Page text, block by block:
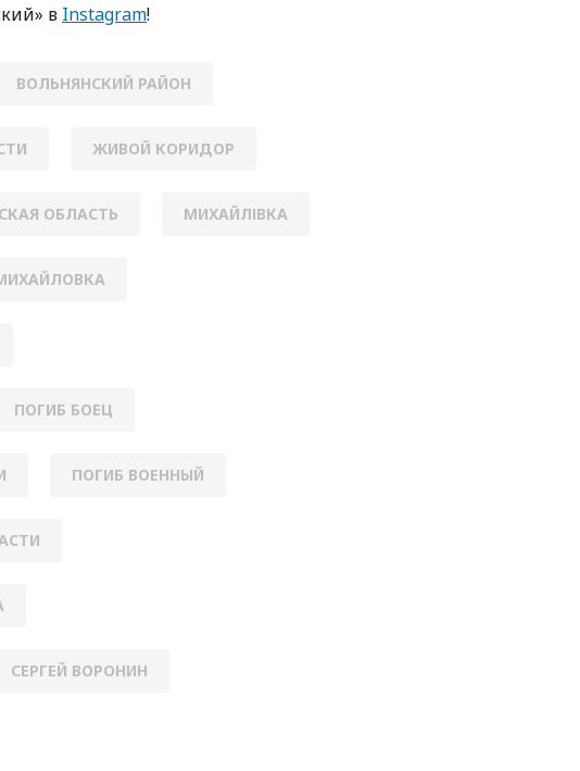
в Instagram!
ВОЛЬНЯНСКИЙ РАЙОН
ЖИВОЙ КОРИДОР
ОБЛАСТЬ МИХАЙЛІВКА
ПОГИБ БОЕЦ
ПОГИБ ВОЕННЫЙ
СЕРГЕЙ ВОРОНИН